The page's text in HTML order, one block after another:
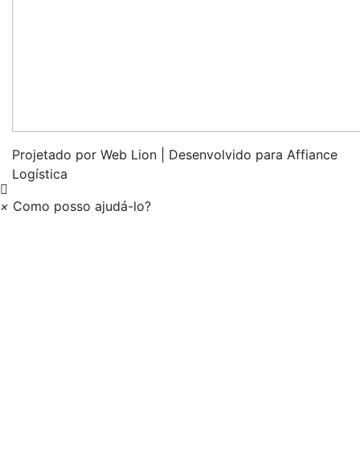
Projetado por Web Lion | Desenvolvido para Affiance
Logística
× Como posso ajudá-lo?